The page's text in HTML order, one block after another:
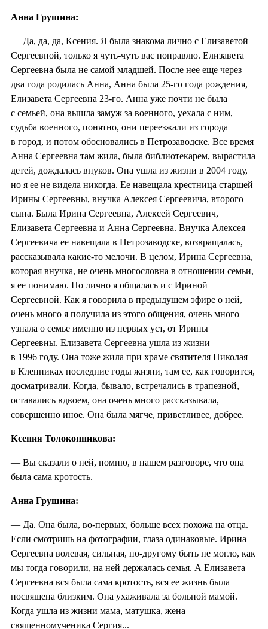
Анна Грушина:
— Да, да, да, Ксения. Я была знакома лично с Елизаветой
Сергеевной, только я чуть-чуть вас поправлю. Елизавета
Сергеевна была не самой младшей. После нее еще через
два года родилась Анна, Анна была 25-го года рождения,
Елизавета Сергеевна 23-го. Анна уже почти не была
с семьей, она вышла замуж за военного, уехала с ним,
судьба военного, понятно, они переезжали из города
в город, и потом обосновались в Петрозаводске. Все время
Анна Сергеевна там жила, была библиотекарем, вырастила
детей, дождалась внуков. Она ушла из жизни в 2004 году,
но я ее не видела никогда. Ее навещала крестница старшей
Ирины Сергеевны, внучка Алексея Сергеевича, второго
сына. Была Ирина Сергеевна, Алексей Сергеевич,
Елизавета Сергеевна и Анна Сергеевна. Внучка Алексея
Сергеевича ее навещала в Петрозаводске, возвращалась,
рассказывала какие-то мелочи. В целом, Ирина Сергеевна,
которая внучка, не очень многословна в отношении семьи,
я ее понимаю. Но лично я общалась и с Ириной
Сергеевной. Как я говорила в предыдущем эфире о ней,
очень много я получила из этого общения, очень много
узнала о семье именно из первых уст, от Ирины
Сергеевны. Елизавета Сергеевна ушла из жизни
в 1996 году. Она тоже жила при храме святителя Николая
в Кленниках последние годы жизни, там ее, как говорится,
досматривали. Когда, бывало, встречались в трапезной,
оставались вдвоем, она очень много рассказывала,
совершенно иное. Она была мягче, приветливее, добрее.
Ксения Толоконникова:
— Вы сказали о ней, помню, в нашем разговоре, что она
была сама кротость.
Анна Грушина:
— Да. Она была, во-первых, больше всех похожа на отца.
Если смотришь на фотографии, глаза одинаковые. Ирина
Сергеевна волевая, сильная, по-другому быть не могло, как
мы тогда говорили, на ней держалась семья. А Елизавета
Сергеевна вся была сама кротость, вся ее жизнь была
посвящена близким. Она ухаживала за больной мамой.
Когда ушла из жизни мама, матушка, жена
священномученика Сергия...